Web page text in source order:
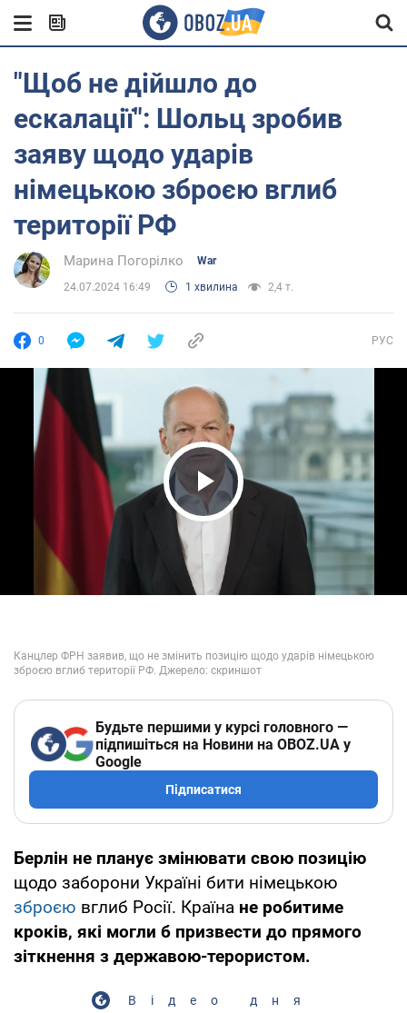
"Щоб не дійшло до
ескалації": Шольц зробив
заяву щодо ударів
німецькою зброєю вглиб
території РФ
Марина Погорілко War
24.07.2024 16:49 1 хвилина 2,4 т.
0 РУС
Play Video
Будьте першими у курсі головного —
підпишіться на Новини на OBOZ.UA у
Google
Підписатися
Берлін не планує змінювати свою позицію
щодо заборони Україні бити німецькою
зброєю вглиб Росії. Країна не робитиме
кроків, які могли б призвести до прямого
зіткнення з державою-терористом.
Відео дня